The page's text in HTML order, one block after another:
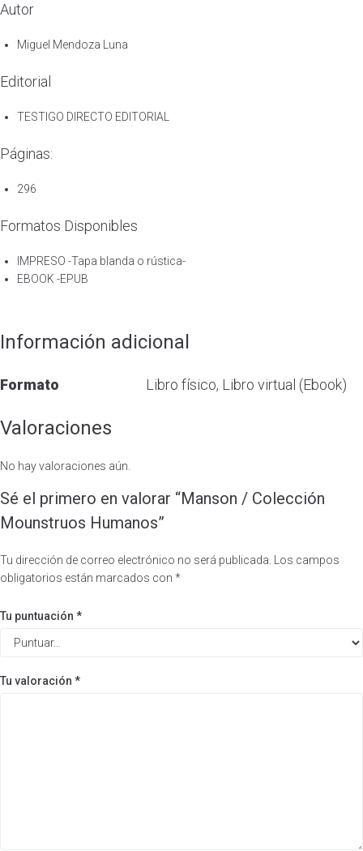
Autor
Miguel Mendoza Luna
Editorial
TESTIGO DIRECTO EDITORIAL
Páginas:
296
Formatos Disponibles
IMPRESO -Tapa blanda o rústica-
EBOOK -EPUB
Información adicional
Formato Libro físico, Libro virtual (Ebook)
Valoraciones
No hay valoraciones aún.
Sé el primero en valorar “Manson / Colección
Mounstruos Humanos”
Tu dirección de correo electrónico no será publicada.
Los campos
obligatorios están marcados con *
Tu puntuación *
Tu valoración *